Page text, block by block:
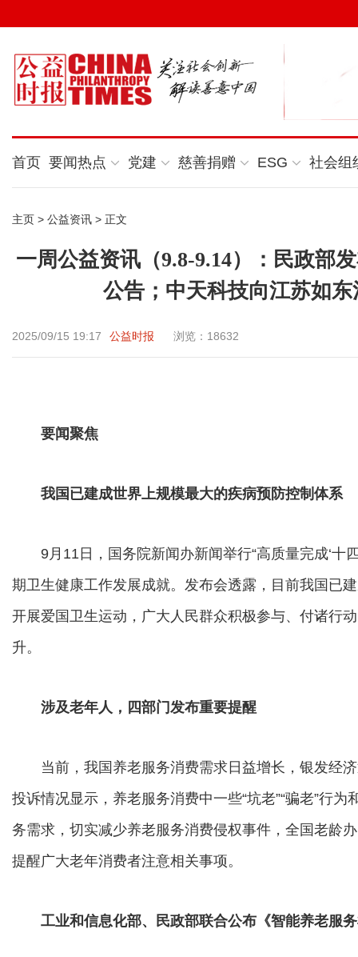
首页 要闻热点 党建 慈善捐赠 ESG 社会组
主页 > 公益资讯 > 正文
一周公益资讯（9.8-9.14）：民政部
公告；中天科技向江苏如
2025/09/15 19:17 公益时报 浏览：18632
要闻聚焦
我国已建成世界上规模最大的疾病预防控制体系
9月11日，国务院新闻办新闻举行“高质量完成‘十四
期卫生健康工作发展成就。发布会透露，目前我国已
开展爱国卫生运动，广大人民群众积极参与、付诸行
升。
涉及老年人，四部门发布重要提醒
当前，我国养老服务消费需求日益增长，银发经济
投诉情况显示，养老服务消费中一些“坑老”“骗老”行
务需求，切实减少养老服务消费侵权事件，全国老龄
提醒广大老年消费者注意相关事项。
工业和信息化部、民政部联合公布《智能养老服